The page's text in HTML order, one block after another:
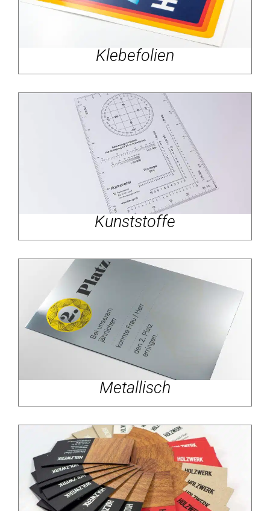
Klebefolien
Kunststoffe
Metallisch